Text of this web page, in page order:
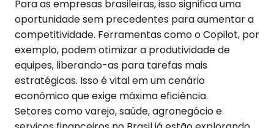
Para as empresas brasileiras, isso significa uma
oportunidade sem precedentes para aumentar a
competitividade. Ferramentas como o Copilot, por
exemplo, podem otimizar a produtividade de
equipes, liberando-as para tarefas mais
estratégicas. Isso é vital em um cenário
econômico que exige máxima eficiência.
Setores como varejo, saúde, agronegócio e